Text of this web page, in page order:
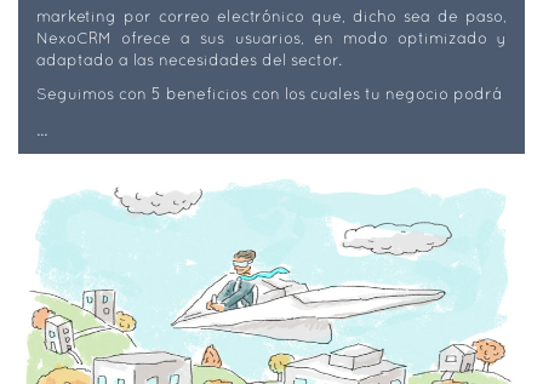
marketing por correo electrónico que, dicho sea de paso,
NexoCRM ofrece a sus usuarios, en modo optimizado y
adaptado a las necesidades del sector.
Seguimos con 5 beneficios con los cuales tu negocio podrá
...